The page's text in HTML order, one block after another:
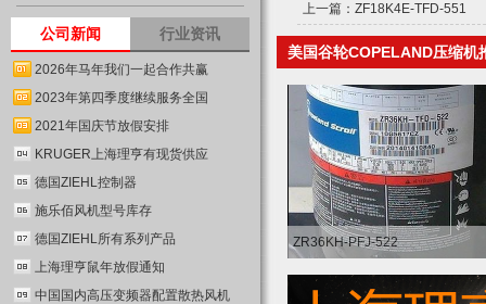
公司新闻 行业资讯
2026年马年我们一起合作共赢
2023年第四季度继续服务全国
2021年国庆节放假安排
KRUGER上海理亨有现货供应
德国ZIEHL控制器
施乐佰风机型号库存
德国ZIEHL所有系列产品
上海理亨鼠年放假通知
中国国内高压变频器配置散热风机
上一篇： ZF18K4E-TFD-551
美国谷轮COPELAND压缩机
ZR36KH-PFJ-522